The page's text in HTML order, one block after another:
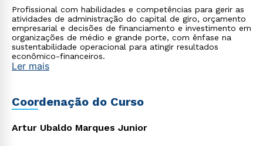
Profissional com habilidades e competências para gerir as
atividades de administração do capital de giro, orçamento
empresarial e decisões de financiamento e investimento em
organizações de médio e grande porte, com ênfase na
sustentabilidade operacional para atingir resultados
econômico-financeiros.
Ler mais
Coordenação do Curso
Artur Ubaldo Marques Junior